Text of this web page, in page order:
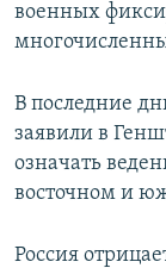
военных
В последние
заявили в
означать
восточном и
Россия